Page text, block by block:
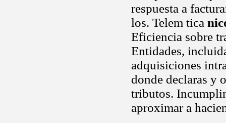
respuesta a
los. Telem tica
Eficiencia sobre
Entidades,
adquisiciones
donde declaras y
tributos.
aproximar a